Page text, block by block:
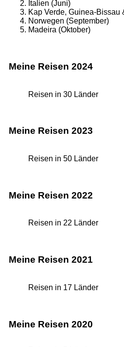
Italien (Juni)
Kap Verde, Guinea-Bissau
Norwegen (September)
Madeira (Oktober)
Meine Reisen 2024
Reisen in 30 Länder
Meine Reisen 2023
Reisen in 50 Länder
Meine Reisen 2022
Reisen in 22 Länder
Meine Reisen 2021
Reisen in 17 Länder
Meine Reisen 2020